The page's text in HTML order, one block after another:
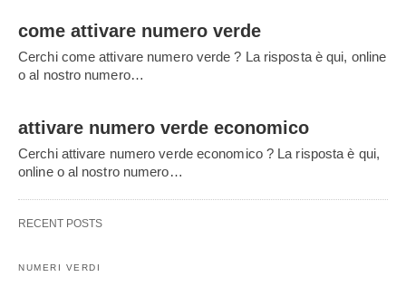
come attivare numero verde
Cerchi come attivare numero verde ? La risposta è qui, online
o al nostro numero…
attivare numero verde economico
Cerchi attivare numero verde economico ? La risposta è qui,
online o al nostro numero…
RECENT POSTS
NUMERI VERDI